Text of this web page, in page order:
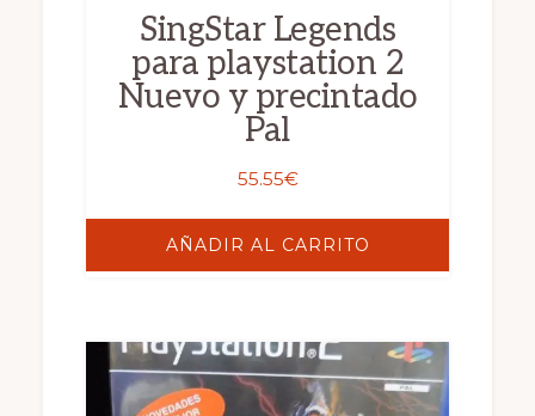
SingStar Legends
para playstation 2
Nuevo y precintado
Pal
55.55€
AÑADIR AL CARRITO